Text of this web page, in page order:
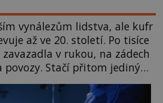
vynálezům lidstva, ale kufr
až ve 20. století. Po tisíce
v rukou, na zádech
povozy. Stačí přitom jediný
kolečka. Jenže právě ten
Až jednou se na letišti